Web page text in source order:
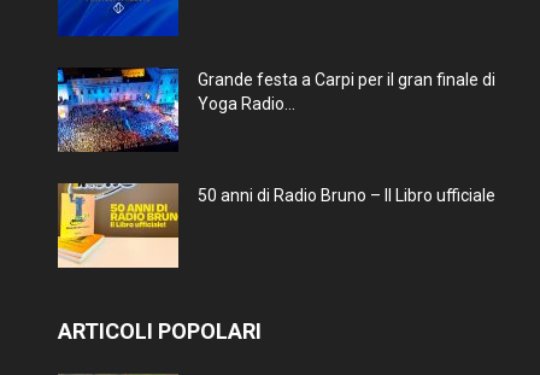
Grande festa a Carpi per il gran finale di
Yoga Radio...
50 anni di Radio Bruno – Il Libro ufficiale
ARTICOLI POPOLARI